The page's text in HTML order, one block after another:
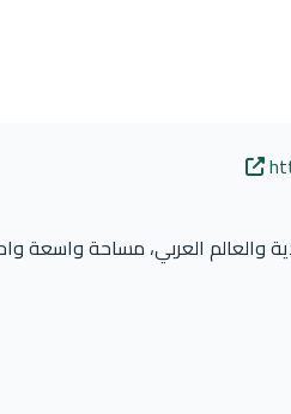
والعالم العربي، مساحة واسعة